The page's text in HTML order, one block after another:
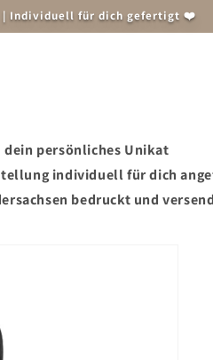
| Individuell für dich gefertigt ❤️
dein persönliches Unikat
individuell für dich
bedruckt und